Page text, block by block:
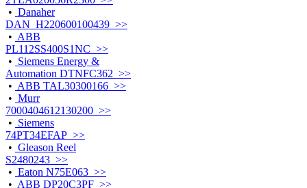
• Danaher
DAN_H220600100439 >>
• ABB
PL112SS400S1NC >>
• Siemens Energy &
Automation DTNFC362 >>
• ABB TAL30300166 >>
• Murr
7000404612130200 >>
• Siemens
74PT34EFAP >>
• Gleason Reel
S2480243 >>
• Eaton N75E063 >>
• ABB DP20C3PF >>